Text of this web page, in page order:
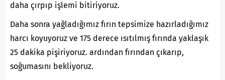
daha çırpıp işlemi bitiriyoruz.
Daha sonra yağladığımız fırın tepsimize hazırladığımız
harcı koyuyoruz ve 175 derece ısıtılmış fırında yaklaşık
25 dakika pişiriyoruz. ardından fırından çıkarıp,
soğumasını bekliyoruz.